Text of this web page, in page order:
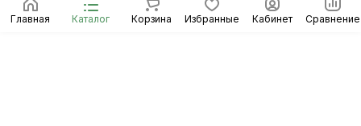
Главная Каталог Корзина Избранные Кабинет Сравнение